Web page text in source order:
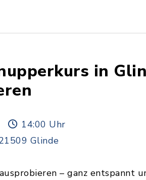
in
14:00 Uhr
Glinde
– ganz entspannt